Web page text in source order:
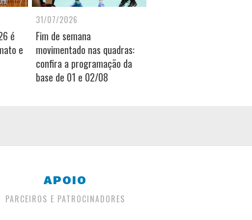
é
e
31/07/2026
Fim de semana
movimentado nas quadras:
confira a programação da
base de 01 e 02/08
APOIO
PARCEIROS E PATROCINADORES